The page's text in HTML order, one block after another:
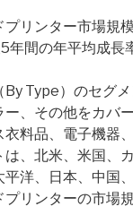
リンター市場
間の年平均成長
Type）のセグ
ー、その他をカ
料品、電子機器
、北米、米国、
洋、日本、中国
リンターの市場